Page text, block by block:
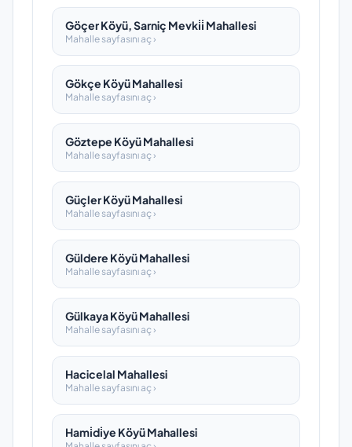
Göçer Köyü, Sarniç Mevki̇i̇ Mahallesi
Mahalle sayfasını aç ›
Gökçe Köyü Mahallesi
Mahalle sayfasını aç ›
Göztepe Köyü Mahallesi
Mahalle sayfasını aç ›
Güçler Köyü Mahallesi
Mahalle sayfasını aç ›
Güldere Köyü Mahallesi
Mahalle sayfasını aç ›
Gülkaya Köyü Mahallesi
Mahalle sayfasını aç ›
Hacicelal Mahallesi
Mahalle sayfasını aç ›
Hami̇di̇ye Köyü Mahallesi